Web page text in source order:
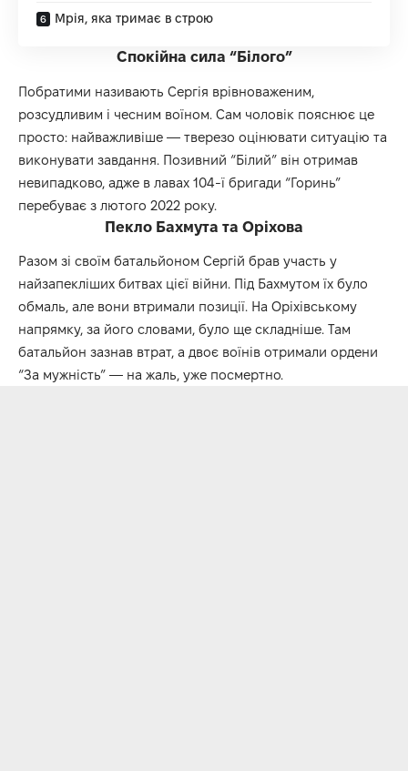
Мрія, яка тримає в строю
Спокійна сила “Білого”
Побратими називають Сергія врівноваженим,
розсудливим і чесним воїном. Сам чоловік пояснює це
просто: найважливіше — тверезо оцінювати ситуацію та
виконувати завдання. Позивний “Білий” він отримав
невипадково, адже в лавах 104-ї бригади “Горинь”
перебуває з лютого 2022 року.
Пекло Бахмута та Оріхова
Разом зі своїм батальйоном Сергій брав участь у
найзапекліших битвах цієї війни. Під Бахмутом їх було
обмаль, але вони втримали позиції. На Оріхівському
напрямку, за його словами, було ще складніше. Там
батальйон зазнав втрат, а двоє воїнів отримали ордени
“За мужність” — на жаль, уже посмертно.